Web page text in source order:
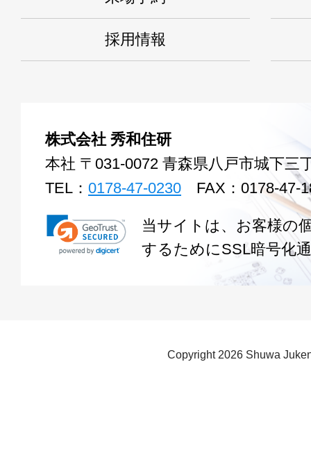
採用情報
株式会社 秀和住研
本社 〒031-0072 青森県八戸市城下三
TEL： 0178-47-0230 FAX：0178-47-
当サイトは、お客様の
するためにSSL暗号化
Copyright 2026 Shuwa